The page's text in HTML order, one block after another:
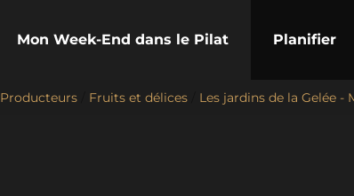
Mon Week-End dans le Pilat Planifier
Producteurs Fruits et délices Les jardins de la Gelée -